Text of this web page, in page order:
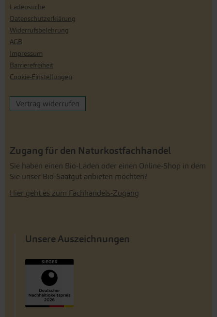
Ladensuche
Datenschutzerklärung
Widerrufsbelehrung
AGB
Impressum
Barrierefreiheit
Cookie-Einstellungen
Vertrag widerrufen
Zugang für den Naturkostfachhandel
Sie haben einen Bio-Laden oder einen Online-Shop in dem
Sie unser Bio-Saatgut anbieten möchten?
Hier geht es zum Fachhandels-Zugang
Unsere Auszeichnungen